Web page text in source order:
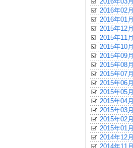
2016年02月
2016年01月
2015年12月
2015年11月
2015年10月
2015年09月
2015年08月
2015年07月
2015年06月
2015年05月
2015年04月
2015年03月
2015年02月
2015年01月
2014年12月
2014年11月